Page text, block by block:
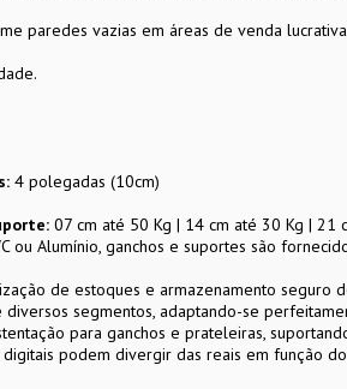
paredes vazias em áreas de venda
4 polegadas (10cm)
07 cm até 50 Kg | 14 cm até 30 Kg | 21
ou Alumínio, ganchos e suportes são
de estoques e armazenamento seguro
segmentos, adaptando-se
para ganchos e prateleiras,
digitais podem divergir das reais em função